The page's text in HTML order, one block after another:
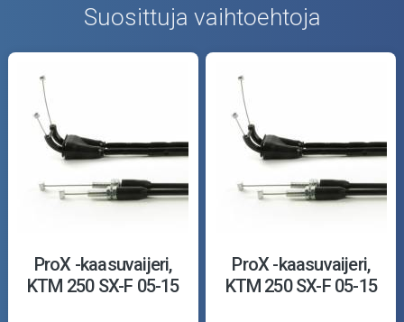
Suosittuja vaihtoehtoja
ProX -kaasuvaijeri,
KTM 250 SX-F 05-15
ProX -kaasuvaijeri,
KTM 250 SX-F 05-15